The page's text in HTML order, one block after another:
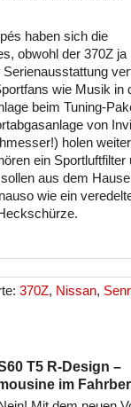
haben sich die
obwohl der 370Z ja
wie Musik in
beim Tuning-
von
holen
ein Sportluftfilter
aus dem
wie ein
370Z, Nissan,
T5 R-Design –
im